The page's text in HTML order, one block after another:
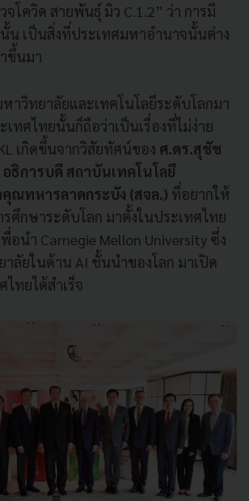
จโควิด สายพันธุ์ มิว C.1.2” ว่า การมี
น เป็นสิ่งที่ประเทศมหาอำนาจนั้นต่าง
ขึ้นมา
าวิทยาลัยและเทคโนโลยีระดับโลกมา
ทศไทยนั้นก็ถือว่าเป็นเรื่องที่ไม่ง่าย
เกิดขึ้นจากวิสัยทัศน์ของ ศ.ดร.สุชัช
ธิการบดี สถาบันเทคโนโลยี
คุณทหารลาดกระบัง (สจล.) ที่อยากให้
ศึกษาระดับโลก มาตั้งในประเทศไทย
พื่อนำ Carnegie Mellon University ซึ่ง
ลัยในด้าน AI ชั้นนำของโลก มาเปิด
ทยได้สำเร็จ